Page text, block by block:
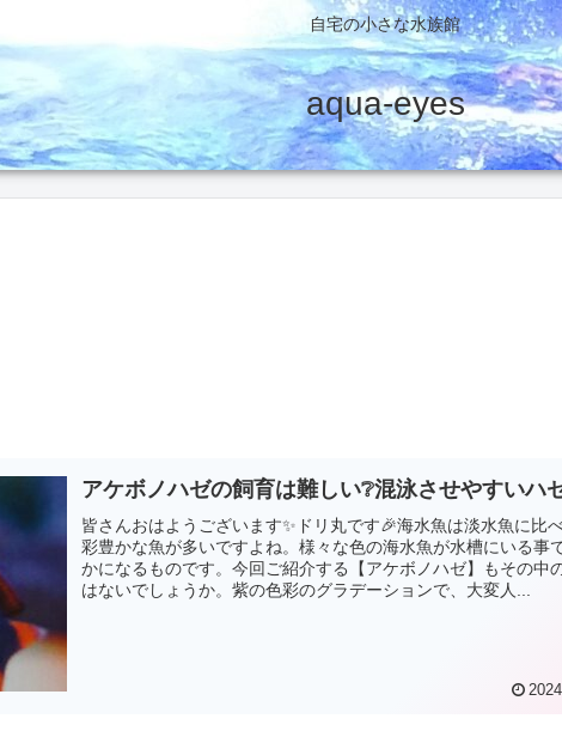
自宅の小さな水族館
aqua-eyes
アケボノハゼの飼育は難しい❔混泳させやすいハ
皆さんおはようございます✨ドリ丸です🎉海水魚は淡水魚に比
彩豊かな魚が多いですよね。様々な色の海水魚が水槽にいる事
かになるものです。今回ご紹介する【アケボノハゼ】もその中
はないでしょうか。紫の色彩のグラデーションで、大変人...